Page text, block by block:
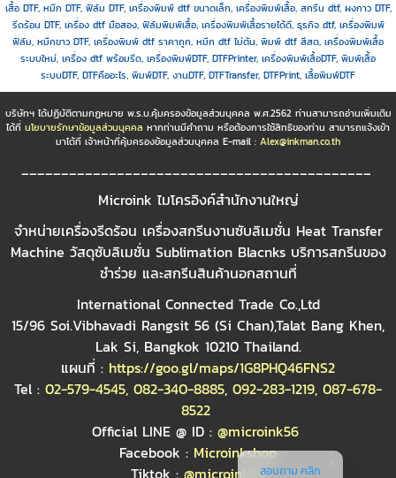
เสื้อ DTF, หมึก DTF, ฟิล์ม DTF, เครื่องพิมพ์ dtf ขนาดเล็ก, เครื่องพิมพ์เสื้อ, สกรีน dtf, ผงกาว DTF,
รีดร้อน DTF, เครื่อง dtf มือสอง, ฟิล์มพิมพ์เสื้อ, เครื่องพิมพ์เสื้อรายได้ดี, ธุรกิจ dtf, เครื่องพิมพ์
ฟิล์ม, หมึกขาว DTF, เครื่องพิมพ์ dtf ราคาถูก, หมึก dtf ไม่ตัน, พิมพ์ dtf สีสด, เครื่องพิมพ์เสื้อ
ระบบใหม่, เครื่อง dtf พร้อมรีด, เครื่องพิมพ์DTF, DTFPrinter, เครื่องพิมพ์เสื้อDTF, พิมพ์เสื้อ
ระบบDTF, DTFคืออะไร, พิมพ์DTF, งานDTF, DTFTransfer, DTFPrint, เสื้อพิมพ์DTF
บริษัทฯ ได้ปฏิบัติตามกฏหมาย พ.ร.บ.คุ้มครองข้อมูลส่วนบุคคล พ.ศ.2562 ท่านสามารถอ่านเพิ่มเติม
ได้ที่ นโยบายรักษาข้อมูลส่วนบุคคล หากท่านมีคำถาม หรือต้องการใช้สิทธิของท่าน สามารถแจ้งเข้า
มาได้ที่ เจ้าหน้าที่คุ้มครองข้อมูลส่วนบุคคล E-mail : Alex@inkman.co.th
____________________________________________
Microink ไมโครอิงค์สำนักงานใหญ่
จำหน่ายเครื่องรีดร้อน เครื่องสกรีนงานซับลิเมชั่น Heat Transfer
Machine วัสดุซับลิเมชั่น Sublimation Blacnks บริการสกรีนของ
ชำร่วย และสกรีนสินค้านอกสถานที่
International Connected Trade Co.,Ltd
15/96 Soi.Vibhavadi Rangsit 56 (Si Chan),Talat Bang Khen,
Lak Si, Bangkok 10210 Thailand.
แผนที่ : https://goo.gl/maps/1G8PHQ46FNS2
Tel : 02-579-4545, 082-340-8885, 092-283-1219, 087-678-
8522
Official LINE @ ID : @microink56
Facebook : Microinkshop
สอบถาม คลิก